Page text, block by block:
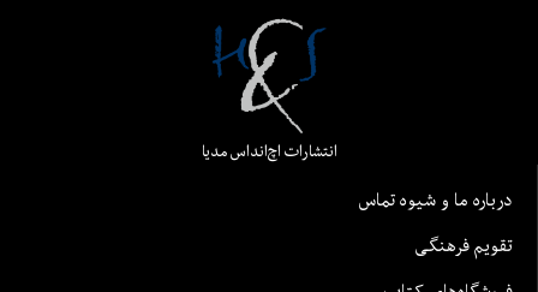
انتشارات اچ‌اند‌اس مدیا
درباره ما و شیوه تماس
تقویم فرهنگی